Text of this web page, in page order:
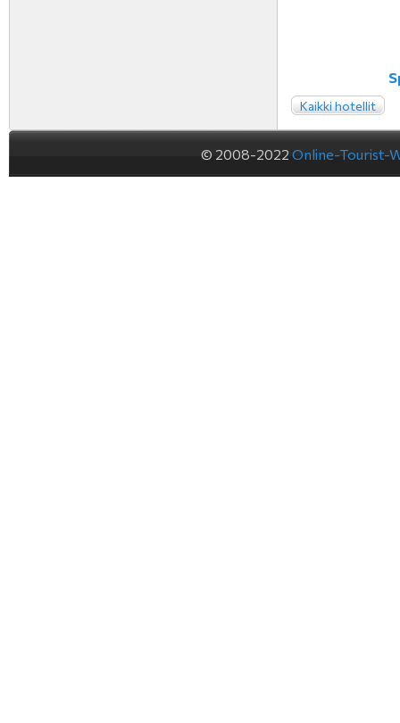
Kaikki hotellit
© 2008-2022 Online-Tourist-